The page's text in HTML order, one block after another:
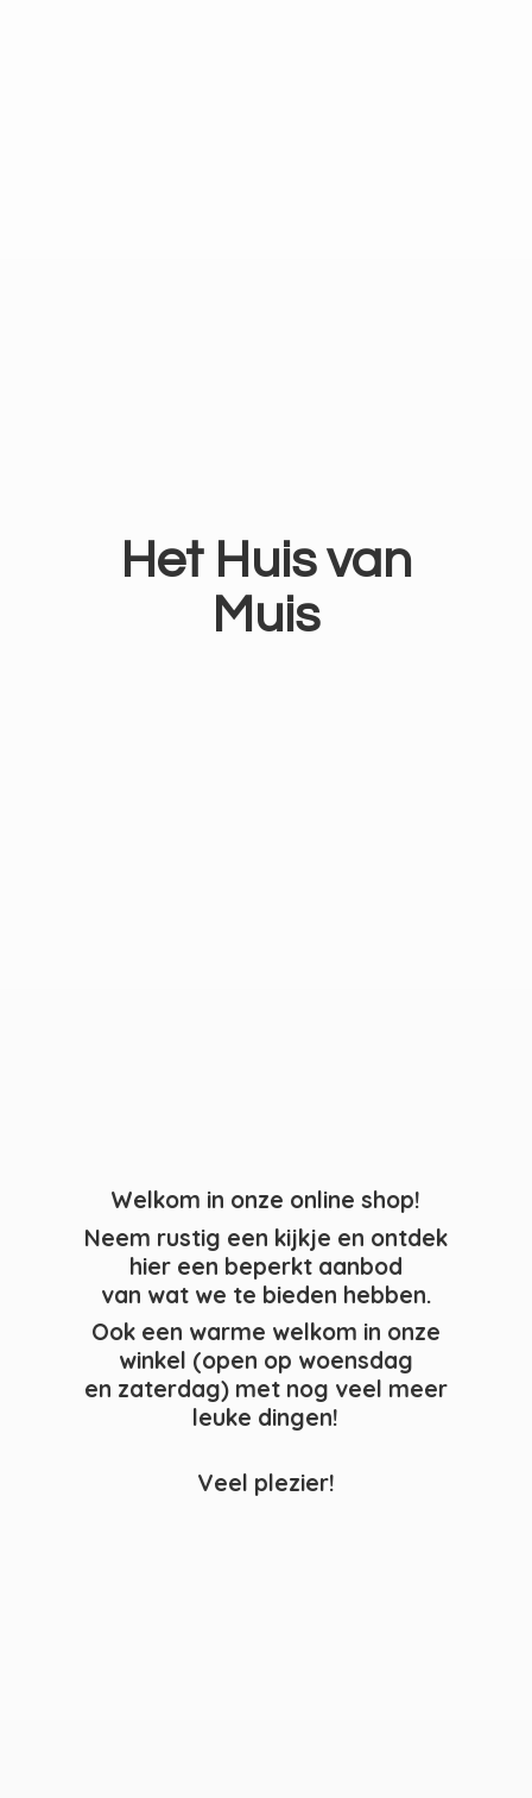
Het Huisvan
Muis
Welkom in onze online shop!
Neem rustig een kijkje en ontdek
hier een beperkt aanbod
van wat we te bieden hebben.
Ook een warme welkom in onze
winkel (open op woensdag
en zaterdag) met nog veel meer
leuke dingen!
Veel plezier!